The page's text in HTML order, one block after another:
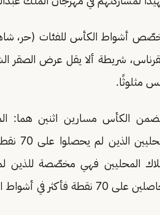
أشواط الكأس للفئات (حر،
مثلوثًا.
الكأس مسارين اثنين هما:
نقطة فأكثر في أشواط الهواة في آخر موسمين من المهرجان.